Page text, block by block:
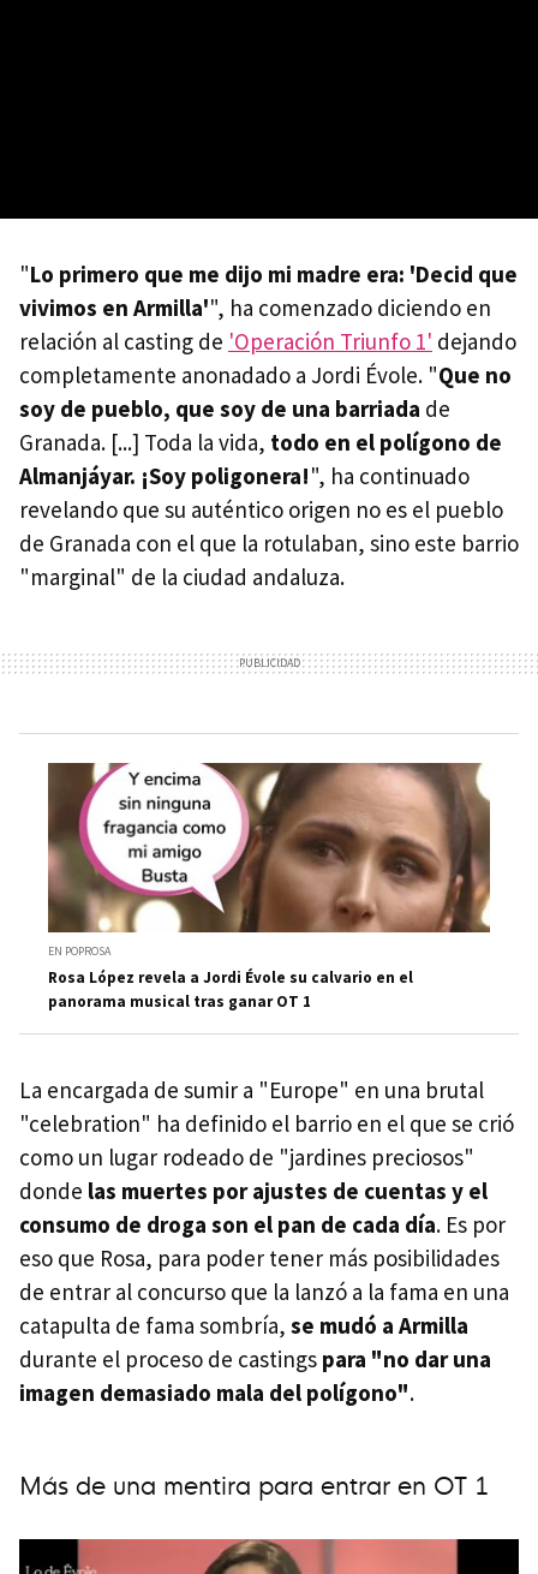
"Lo primero que me dijo mi madre era: 'Decid que
vivimos en Armilla'", ha comenzado diciendo en
relación al casting de 'Operación Triunfo 1' dejando
completamente anonadado a Jordi Évole. "Que no
soy de pueblo, que soy de una barriada de
Granada. [...] Toda la vida, todo en el polígono de
Almanjáyar. ¡Soy poligonera!", ha continuado
revelando que su auténtico origen no es el pueblo
de Granada con el que la rotulaban, sino este barrio
"marginal" de la ciudad andaluza.
EN POPROSA
Rosa López revela a Jordi Évole su calvario en el
panorama musical tras ganar OT 1
La encargada de sumir a "Europe" en una brutal
"celebration" ha definido el barrio en el que se crió
como un lugar rodeado de "jardines preciosos"
donde las muertes por ajustes de cuentas y el
consumo de droga son el pan de cada día. Es por
eso que Rosa, para poder tener más posibilidades
de entrar al concurso que la lanzó a la fama en una
catapulta de fama sombría, se mudó a Armilla
durante el proceso de castings para "no dar una
imagen demasiado mala del polígono".
Más de una mentira para entrar en OT 1